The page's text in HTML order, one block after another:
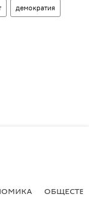
демократия